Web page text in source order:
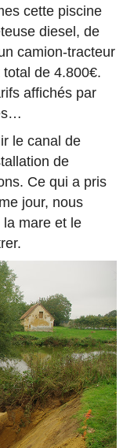
cette piscine
diesel, de
camion-tracteur
de 4.800€.
affichés par
le canal de
de
Ce qui a pris
jour, nous
mare et le